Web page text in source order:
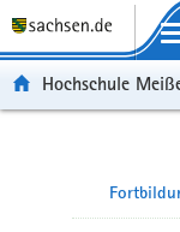
Portalübergreifende
Hochschule